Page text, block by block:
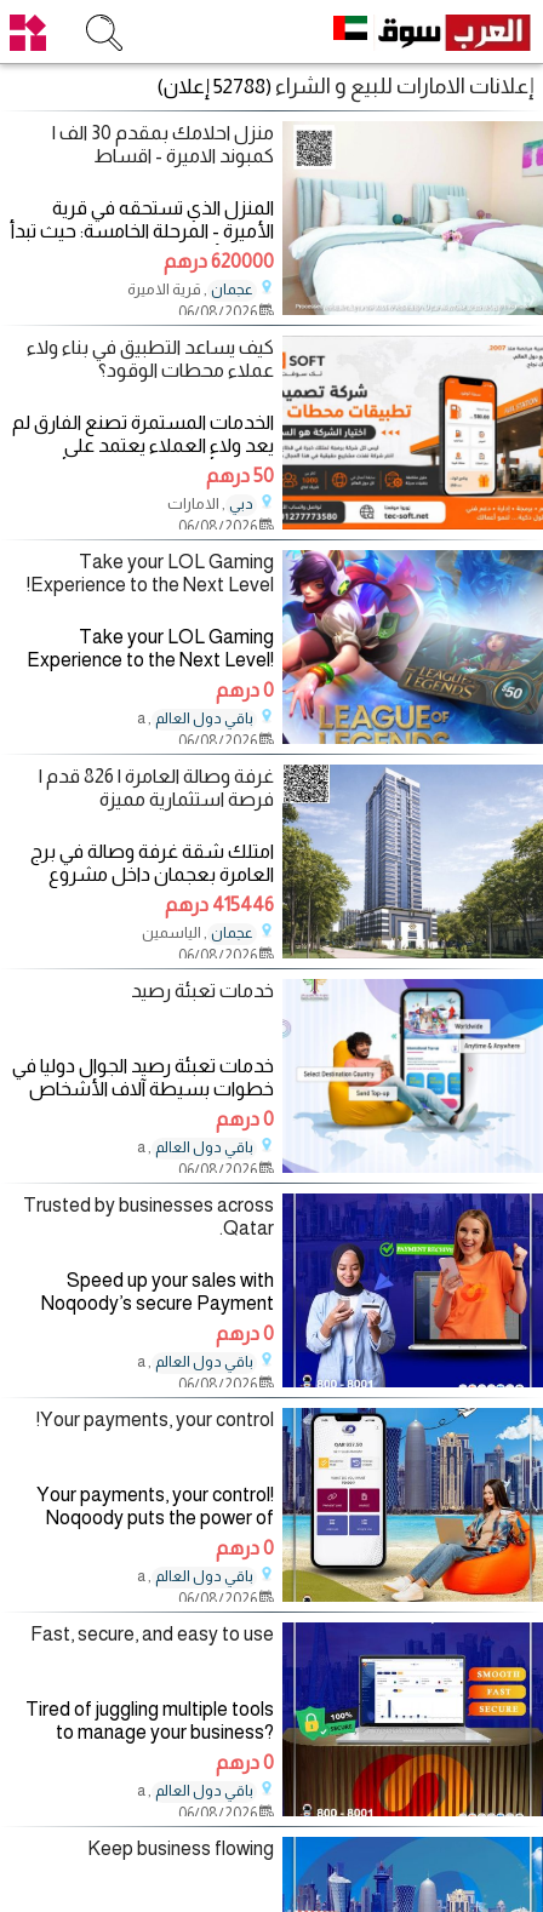
إعلانات الامارات للبيع و الشراء (52788 إعلان)
منزل احلامك بمقدم 30 الف |
كمبوند الاميرة - اقساط
المنزل الذي تستحقه في قرية
الأميرة - المرحلة الخامسة: حيث تبدأ
الحياة الأفضل! في موقع استراتيجي
620000 درهم
عجمان , قرية الاميرة
06/08/2026
كيف يساعد التطبيق في بناء ولاء
عملاء محطات الوقود؟
الخدمات المستمرة تصنع الفارق لم
يعد ولاء العملاء يعتمد على
الموقع أو السعر فقط، بل أصبح
مرتبطًا
50 درهم
دبي , الامارات
06/08/2026
Take your LOL Gaming
Experience to the Next Level!
Take your LOL Gaming
Experience to the Next Level!
Available in all variety of
denominations from
iPLAYin.com Download the
iPLAYin app now:
https://bit.ly/2pbnIjg Website:
0 درهم
باقي دول العالم , a
06/08/2026
غرفة وصالة العامرة | 826 قدم |
فرصة استثمارية مميزة
امتلك شقة غرفة وصالة في برج
العامرة بعجمان داخل مشروع
سكني حديث يوفر لك تجربة
معيشية مميزة وفرصة
415446 درهم
عجمان , الياسمين
06/08/2026
خدمات تعبئة رصيد
خدمات تعبئة رصيد الجوال دوليا في
خطوات بسيطة آلاف الأشخاص
مع
0 درهم
باقي دول العالم , a
06/08/2026
Trusted by businesses across
Qatar.
Speed up your sales with
Noqoody’s secure Payment
Link feature. Send links to your
customers via SMS, WhatsApp,
or email and get paid in
seconds, no app or device
needed!
0 درهم
باقي دول العالم , a
06/08/2026
Your payments, your control!
Your payments, your control!
Noqoody puts the power of
invoicing and link payments right
in your hands. Track everything
in real-time, from amount
collected to pending dues. The
0 درهم
باقي دول العالم , a
06/08/2026
Fast, secure, and easy to use
Tired of juggling multiple tools
to manage your business?
Noqoody’s all-in-one merchant
portal gives you complete
control to monitor sales, track
transactions, and grow
0 درهم
باقي دول العالم , a
06/08/2026
Keep business flowing